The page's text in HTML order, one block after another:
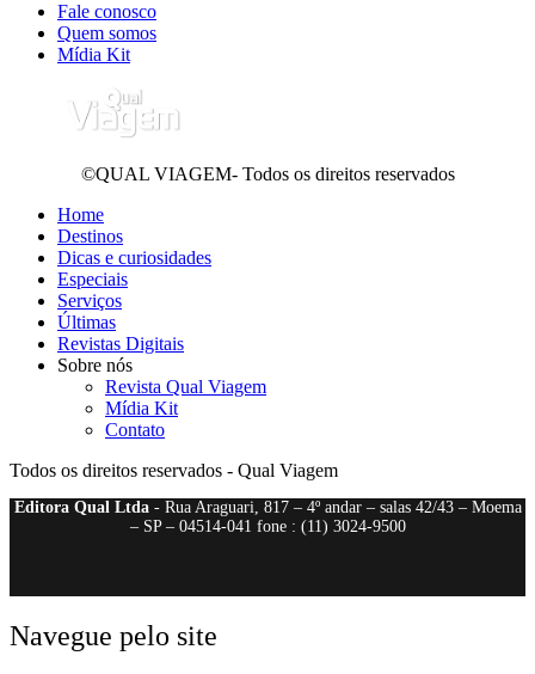
Fale conosco
Quem somos
Mídia Kit
©QUAL VIAGEM- Todos os direitos reservados
Home
Destinos
Dicas e curiosidades
Especiais
Serviços
Últimas
Revistas Digitais
Sobre nós
Revista Qual Viagem
Mídia Kit
Contato
Todos os direitos reservados - Qual Viagem
Editora Qual Ltda- Rua Araguari, 817 – 4º andar – salas 42/43 – Moema
– SP – 04514-041 fone : (11) 3024-9500
Navegue pelo site